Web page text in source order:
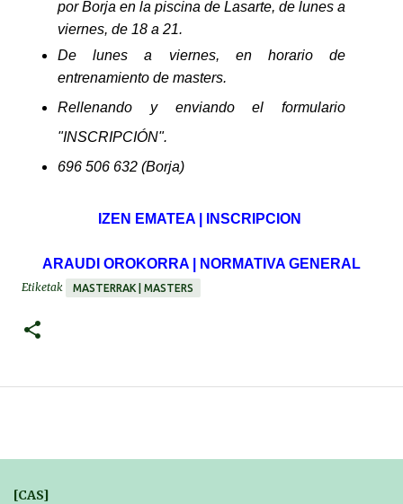
por Borja en la piscina de Lasarte, de lunes a
viernes, de 18 a 21.
De lunes a viernes, en horario de
entrenamiento de masters.
Rellenando y enviando el formulario
"INSCRIPCIÓN".
696 506 632 (Borja)
IZEN EMATEA | INSCRIPCION
ARAUDI OROKORRA | NORMATIVA GENERAL
Etiketak MASTERRAK | MASTERS
[CAS]